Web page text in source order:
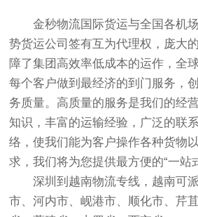
金秒物流国际货运与全国各机
势货运公司签有互为代理权，庞大
障了集团高效率低成本的运作，全
每个客户做到最经济的到门服务，
务质量。高质量的服务是我们的经
知识，丰富的运输经验，广泛的联
络，使我们能为客户操作各种货物
求，我们将为您提供最方便的“一站
深圳到越南物流专线，越南可
市、河内市、岘港市、顺化市、芹